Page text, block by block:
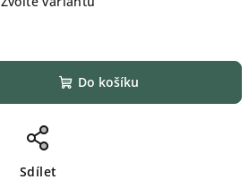
Do košíku
Sdílet